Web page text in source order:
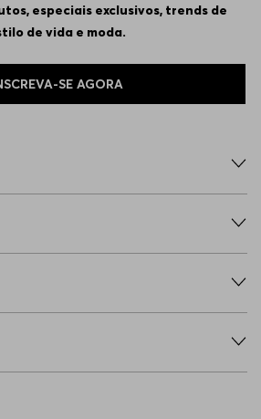
especiais exclusivos, trends de
de vida e moda.
SE AGORA